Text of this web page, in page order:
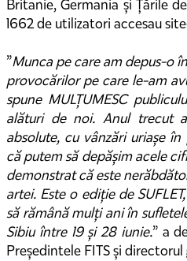
Britanie, Germania și Țările
1662 de utilizatori accesau
”Munca pe care am depus-o
provocărilor pe care le-am
spune MULȚUMESC
alături de noi. Anul trecut
absolute, cu vânzări uriașe
că putem să depășim acele
demonstrat că este
artei. Este o ediție de
să rămână mulți ani în
Sibiu între 19 și 28 iunie.” a
Președintele FITS și directorul